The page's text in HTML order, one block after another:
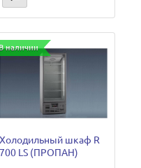
В наличии
Холодильный шкаф R
700 LS (ПРОПАН)